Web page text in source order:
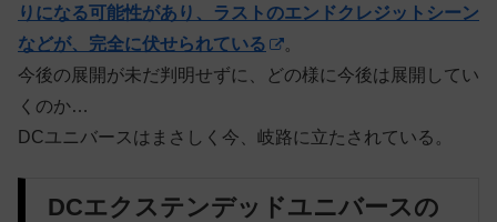
りになる可能性があり、ラストのエンドクレジットシーン
などが、完全に伏せられている
。
今後の展開が未だ判明せずに、どの様に今後は展開してい
くのか…
DCユニバースはまさしく今、岐路に立たされている。
DCエクステンデッドユニバースの